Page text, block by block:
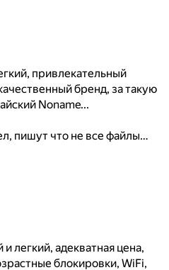
привлекательный
бренд, за такую
Noname...
пишут что не все файлы…
легкий, адекватная цена,
блокировки, WiFi,